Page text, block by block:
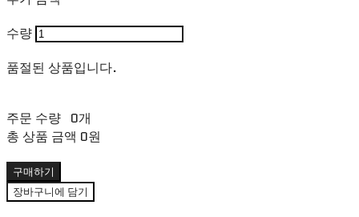
수량
품절된 상품입니다.
주문 수량 0개
총 상품 금액 0원
구매하기
장바구니에 담기